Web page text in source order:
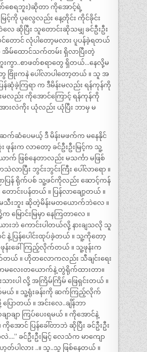
စေရဘူး)ဆိုတာ ကိုအောင့်ရဲ့
င့်ကို ပုလွေလည်း နေ့တိုင်း ကိုင်ခိုင်း
ဆိုပြီး သူတောင်းဆိုသမျှ ခင်ဦးဦး
င်တောင် လုံပါတော့မလား ပူပန်ခဲ့ရတယ်
မ်ထောင်သက်တမ်း ရှိလာပြီးတဲ့
းကွာ..စာဖတ်စရာတွေ ရှိတယ်…နေလို့မ
ဗြုံးကနဲ ပေါ်လာပါတော့တယ် ။ သူ အ
ခဲ့ကြရာ က ဒီမိန်းမလည်း ရန်ကုန်ကို
လည်း ကိုအောင်ကြောင့် ရန်ကုန်ကို
ားလဲကိုး ယုံလည်း ယုံပြီး ဘာမှ မ
ဆက်ဆံပေမယ့် ဒီ မိန်းမဖက်က မနေနိုင်
န်းက လာတော့ ခင်ဦးဦးမြင့်က သူ့
ာက် ဖြစ်နေတာလည်း မသင်္ကာ မဖြစ်
ပြီး ဘွင်းဘွင်းကြီး ပေါ်လာရော ။
ပြန် ရိုက်ပစ် သူ့ဖင်ကိုလည်း ဆောင့်ကန်
င်းပန်တယ် ။ ပြန်လာချော့တယ် ။
မသီးဘူး ဆိုတဲ့မိန်းမတယောက်ဘဲလေ ။
ောင်းမြမှာ နေကြတာလေ ။
ားဘဲ ကောင်းပါတယ်လို့ နားချသလို သူ
င် နဲ့ ပြန်ပေါင်းထုပ်ခဲ့တယ် ။ သူ့ကိုတော့
ဖုန်းခေါ်ကြည့်လိုက်တယ် ။ သူ့ဖုန်းက
တယ် ။ ဟိုတလောကလည်း သီချင်းရေး
မလေးတယောက်နဲ့ တွဲရိုက်ထားတာ။
းပါ လို့ အကြိမ်ကြိမ် ဖြေရှင်းတယ် ။
က်မယ် ။ သူ့ရုံးခန်းကို ဆက်ကြည့်လိုက်
ောတယ် ။ အင်းလေ..ချိန်ဘာ
ချာ ကြပ်ပေးရမယ် ။ ကိုအောင်နဲ့
ာင် ပြန်ခေါ်တာဘဲ ဆိုပြီး ခင်ဦးဦး
ခင်ဦးဦးမြင့် လေသံက မာကျော
တ်ပါလား ..။ သူ..သူ ဖြစ်နေတယ် ။